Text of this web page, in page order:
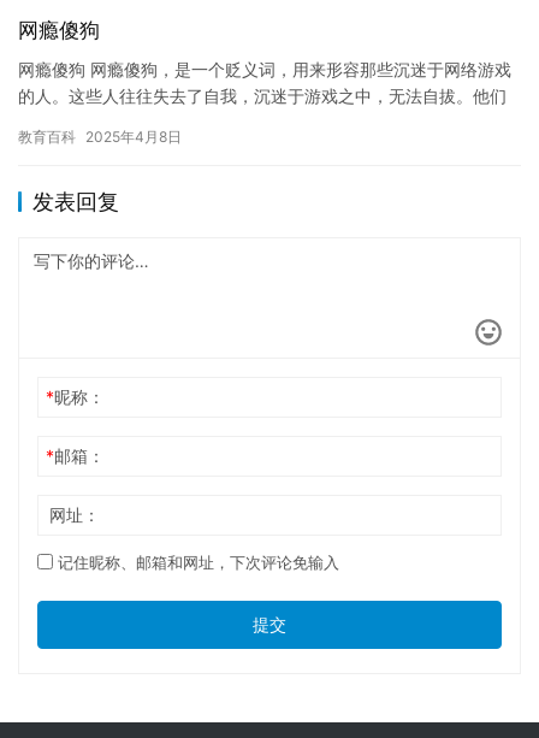
网瘾傻狗
网瘾傻狗 网瘾傻狗，是一个贬义词，用来形容那些沉迷于网络游戏
的人。这些人往往失去了自我，沉迷于游戏之中，无法自拔。他们
人类…
教育百科 2025年4月8日
发表回复
*昵称：
*邮箱：
网址：
记住昵称、邮箱和网址，下次评论免输入
提交